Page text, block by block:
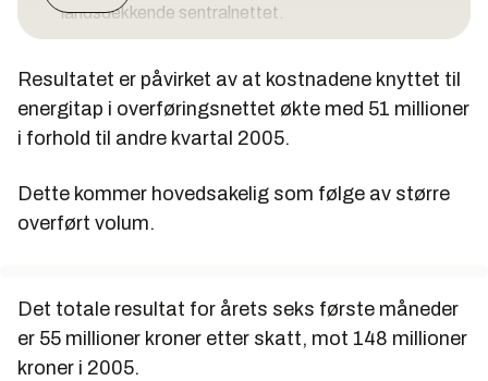
landsdekkende sentralnettet.
Resultatet er påvirket av at kostnadene knyttet til
energitap i overføringsnettet økte med 51 millioner
i forhold til andre kvartal 2005.
Dette kommer hovedsakelig som følge av større
overført volum.
Det totale resultat for årets seks første måneder
er 55 millioner kroner etter skatt, mot 148 millioner
kroner i 2005.